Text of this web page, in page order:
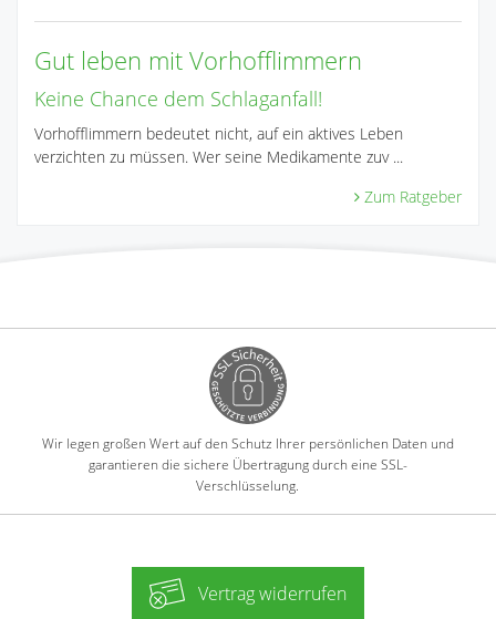
Gut leben mit Vorhofflimmern
Keine Chance dem Schlaganfall!
Vorhofflimmern bedeutet nicht, auf ein aktives Leben
verzichten zu müssen. Wer seine Medikamente zuv ...
Zum Ratgeber
Wir legen großen Wert auf den Schutz Ihrer persönlichen Daten und
garantieren die sichere Übertragung durch eine SSL-
Verschlüsselung.
Vertrag widerrufen